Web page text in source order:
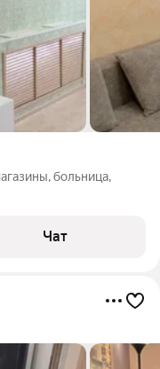
больница,
Чат